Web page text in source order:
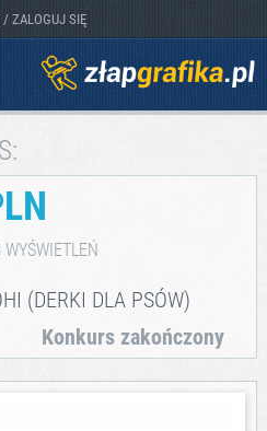
/ ZALOGUJ SIĘ
WYŚWIETLEŃ
(DERKI DLA PSÓW)
Konkurs zakończony